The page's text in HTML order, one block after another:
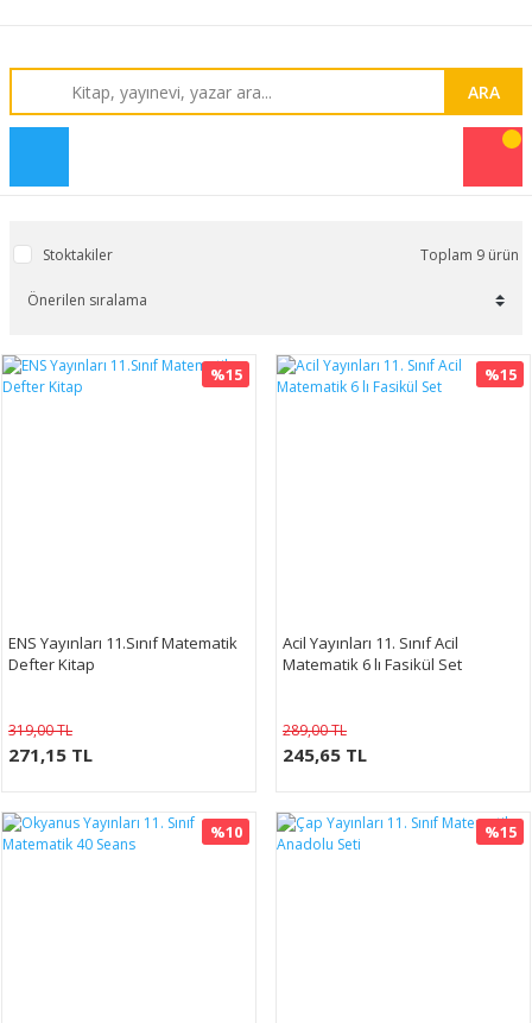
ARA
Stoktakiler Toplam 9 ürün
%15
ENS Yayınları 11.Sınıf Matematik
Defter Kitap
319,00 TL
271,15 TL
%15
Acil Yayınları 11. Sınıf Acil
Matematik 6 lı Fasikül Set
289,00 TL
245,65 TL
%10 %15